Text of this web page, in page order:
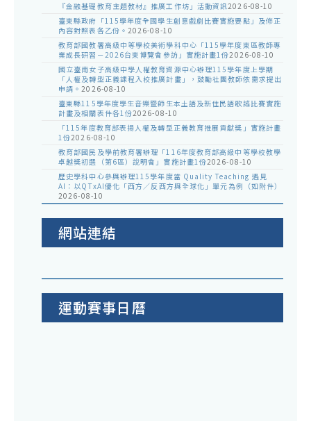
『金融基礎教育主題教材』推廣工作坊」活動資訊2026-08-10
臺東縣政府「115學年度全國學生創意戲劇比賽實施要點」及修正
內容對照表各乙份。 2026-08-10
教育部國教署高級中等學校美術學科中心「115學年度東區教師專
業成長研習－2026台東博覽會參訪」實施計畫1份2026-08-10
國立臺南女子高級中學人權教育資源中心辦理115學年度上學期
「人權及轉型正義課程入校推廣計畫」，鼓勵社團教師依需求提出
申請。2026-08-10
臺東縣115學年度學生音樂暨師生本土語及新住民語歌謠比賽實施
計畫及相關表件各1份2026-08-10
「115年度教育部表揚人權及轉型正義教育推展貢獻獎」實施計畫
1份2026-08-10
教育部國民及學前教育署辦理「116年度教育部高級中等學校教學
卓越獎初選（第6區）說明會」實施計畫1份2026-08-10
歷史學科中心參與辦理115學年度當 Quality Teaching 遇見
AI：以QTxAI優化「西方／反西方與全球化」單元為例（如附件）
2026-08-10
網站連結
運動賽事日曆